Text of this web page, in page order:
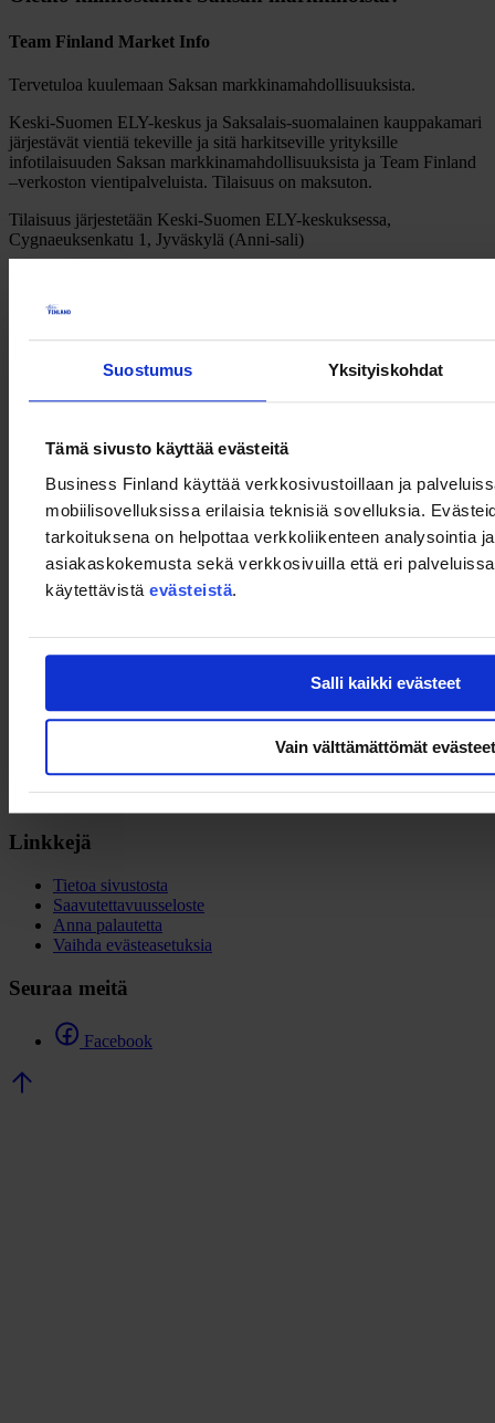
Suostumus Yksityiskohdat
Tämä sivusto käyttää evästeitä
Business Finland käyttää verkkosivustoillaan ja
mobiilisovelluksissa erilaisia teknisiä sovelluksia.
tarkoituksena on helpottaa verkkoliikenteen analysointia
asiakaskokemusta sekä verkkosivuilla että eri
käytettävistä evästeistä.
Salli kaikki evästeet
Vain välttämättömät evästeet
Team Finland Market Info
Tervetuloa kuulemaan Saksan markkinamahdollisuuksista.
Keski-Suomen ELY-keskus ja Saksalais-suomalainen kauppakamari
järjestävät vientiä tekeville ja sitä harkitseville yrityksille
infotilaisuuden Saksan markkinamahdollisuuksista ja Team Finland
–verkoston vientipalveluista. Tilaisuus on maksuton.
Tilaisuus järjestetään Keski-Suomen ELY-keskuksessa,
Cygnaeuksenkatu 1, Jyväskylä (Anni-sali)
13:00 Tervetuloa
13:20 Saksan markkinan liiketoimintamahdollisuudet,
- Saksan markkina, liiketoimintamahdollisuudet, go to market,
kulttuurierot
14:15 Yritysesimerkit
15:00 Päätös
Tilaisuuden päätteeksi voit jäädä keskustelemaan omasta
Team Finland
Linkkejä
Tietoa sivustosta
Saavutettavuusseloste
Anna palautetta
Vaihda evästeasetuksia
Seuraa meitä
Facebook